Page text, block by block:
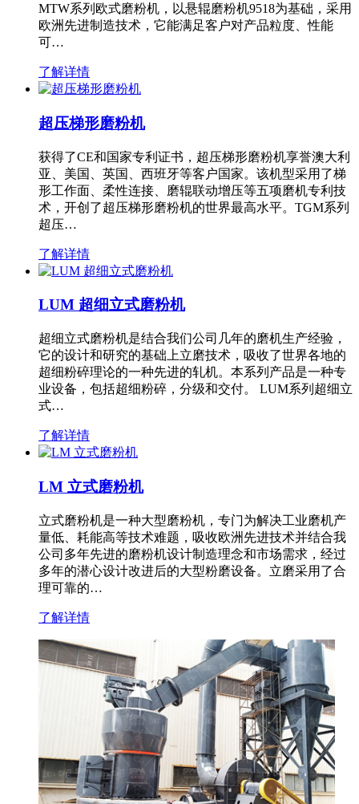
MTW系列欧式磨粉机，以悬辊磨粉机9518为基础，采用
欧洲先进制造技术，它能满足客户对产品粒度、性能
可…
了解详情
超压梯形磨粉机
获得了CE和国家专利证书，超压梯形磨粉机享誉澳大利
亚、美国、英国、西班牙等客户国家。该机型采用了梯
形工作面、柔性连接、磨辊联动增压等五项磨机专利技
术，开创了超压梯形磨粉机的世界最高水平。TGM系列
超压…
了解详情
LUM 超细立式磨粉机
超细立式磨粉机是结合我们公司几年的磨机生产经验，
它的设计和研究的基础上立磨技术，吸收了世界各地的
超细粉碎理论的一种先进的轧机。本系列产品是一种专
业设备，包括超细粉碎，分级和交付。 LUM系列超细立
式…
了解详情
LM 立式磨粉机
立式磨粉机是一种大型磨粉机，专门为解决工业磨机产
量低、耗能高等技术难题，吸收欧洲先进技术并结合我
公司多年先进的磨粉机设计制造理念和市场需求，经过
多年的潜心设计改进后的大型粉磨设备。立磨采用了合
理可靠的…
了解详情